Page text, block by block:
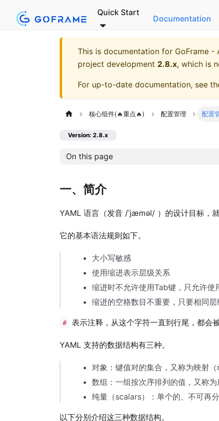
Quick Start
Documentation
This is documentation for GoFrame -
project development 2.8.x, which is
For up-to-date documentation, see
核心组件(🔥重点🔥) 配置管理 配置
Version: 2.8.x
On this page
一、简介
YAML 语言（发音 /ˈjæməl/ ）的设计目标，
它的基本语法规则如下。
大小写敏感
使用缩进表示层级关系
缩进时不允许使用Tab键，只允许使
缩进的空格数目不重要，只要相同
# 表示注释，从这个字符一直到行尾，都会
YAML 支持的数据结构有三种。
对象：键值对的集合，又称为映射
数组：一组按次序排列的值，又称
纯量（scalars）：单个的、不可再
以下分别介绍这三种数据结构。